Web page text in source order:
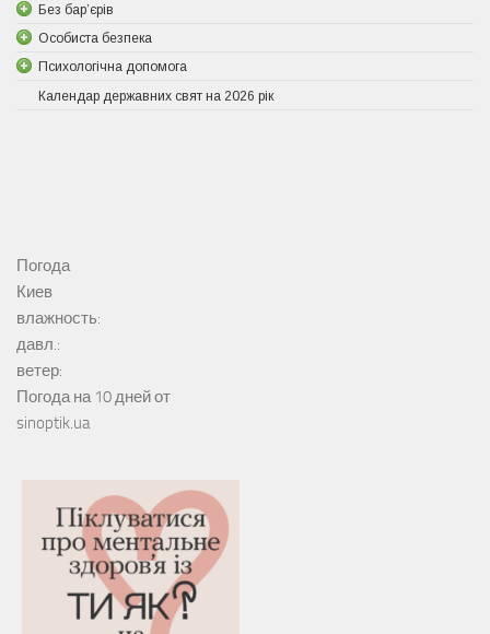
Без бар’єрів
Особиста безпека
Психологічна допомога
Календар державних свят на 2026 рік
Погода
Киев
влажность:
давл.:
ветер:
Погода на 10 дней от
sinoptik.ua